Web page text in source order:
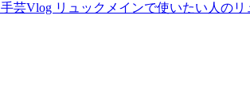
手芸Vlog リュックメインで使いたい人の